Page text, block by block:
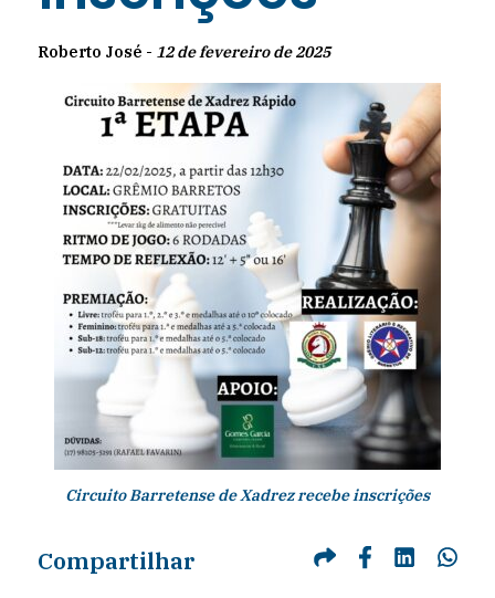
Roberto José - 12 de fevereiro de 2025
Circuito Barretense de Xadrez recebe inscrições
Compartilhar